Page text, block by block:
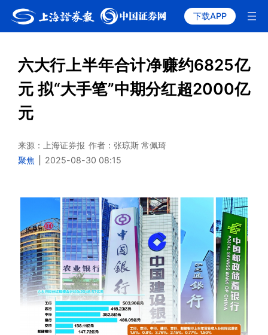
下载APP
六大行上半年合计净赚约6825亿
元 拟“大手笔”中期分红超2000亿
元
来源：上海证券报 作者：张琼斯 常佩琦
聚焦
2025-08-30 08:15